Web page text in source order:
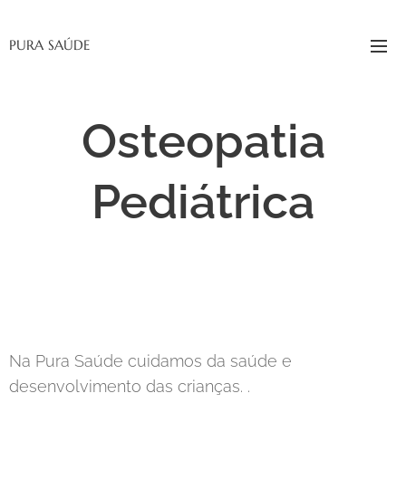
PURA SAÚDE
Osteopatia
Pediátrica
Na Pura Saúde cuidamos da saúde e
desenvolvimento das crianças. .